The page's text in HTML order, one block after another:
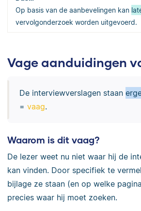
Op basis van de aanbevelingen kan
vervolgonderzoek worden uitgevoerd.
Vage aanduidingen
De interviewverslagen staan
= vaag.
Waarom is dit vaag?
De lezer weet nu niet waar hij de
kan vinden. Door specifiek te
bijlage ze staan (en op welke
precies waar hij moet zoeken.